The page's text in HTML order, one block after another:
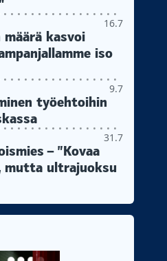
16.7
kasvoi
iso
9.7
työehtoihin
31.7
– ”Kovaa
mutta ultrajuoksu